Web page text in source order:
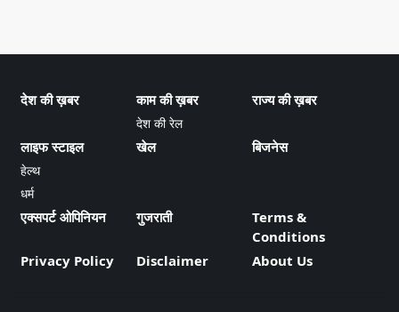
देश की ख़बर काम की ख़बर
देश की रेल
राज्य की ख़बर
लाइफ स्टाइल
हेल्थ
धर्म
खेल बिजनेस
एक्सपर्ट ओपिनियन गुजराती
Terms &
Conditions
Privacy Policy
Disclaimer About Us